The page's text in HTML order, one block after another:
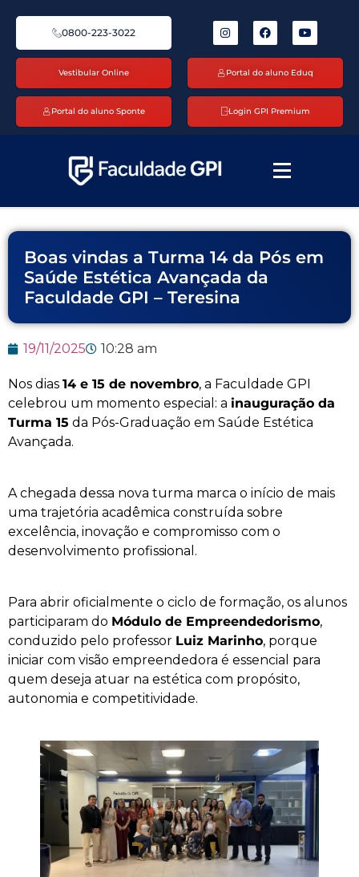
0800-223-3022
Vestibular Online Portal do aluno Eduq
Portal do aluno Sponte Login GPI Premium
Boas vindas a Turma 14 da Pós em
Saúde Estética Avançada da
Faculdade GPI – Teresina
19/11/2025 10:28 am
Nos dias 14 e 15 de novembro, a Faculdade GPI
celebrou um momento especial: a inauguração da
Turma 15 da Pós-Graduação em Saúde Estética
Avançada.
A chegada dessa nova turma marca o início de mais
uma trajetória acadêmica construída sobre
excelência, inovação e compromisso com o
desenvolvimento profissional.
Para abrir oficialmente o ciclo de formação, os alunos
participaram do Módulo de Empreendedorismo,
conduzido pelo professor Luiz Marinho, porque
iniciar com visão empreendedora é essencial para
quem deseja atuar na estética com propósito,
autonomia e competitividade.